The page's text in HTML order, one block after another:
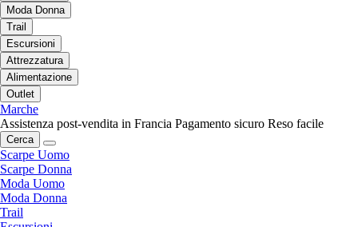
Moda Donna
Trail
Escursioni
Attrezzatura
Alimentazione
Outlet
Marche
Assistenza post-vendita in Francia Pagamento sicuro Reso facile
Cerca
Scarpe Uomo
Scarpe Donna
Moda Uomo
Moda Donna
Trail